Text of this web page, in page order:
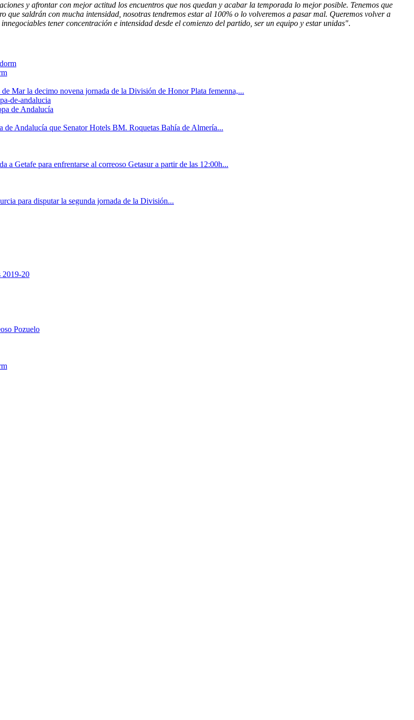
y afrontar con mejor actitud los encuentros que nos quedan y acabar la temporada lo mejor posible. Tenemos que
saldrán con mucha intensidad, nosotras tendremos estar al 100% o lo volveremos a pasar mal. Queremos volver a
tener concentración e intensidad desde el comienzo del partido, ser un equipo y estar unidas".
Mar la decimo novena jornada de la División de Honor Plata femenna,...
de Andalucía
Andalucía que Senator Hotels BM. Roquetas Bahía de Almería...
Getafe para enfrentarse al correoso Getasur a partir de las 12:00h...
para disputar la segunda jornada de la División...
2019-20
Pozuelo